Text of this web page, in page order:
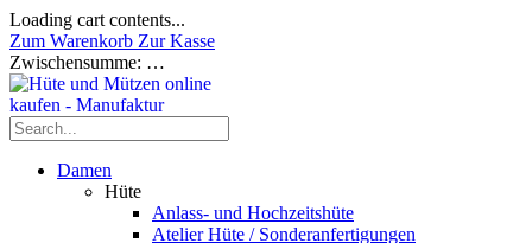
Loading cart contents...
Zum Warenkorb Zur Kasse
Zwischensumme: …
Damen
Hüte
Anlass- und Hochzeitshüte
Atelier Hüte / Sonderanfertigungen